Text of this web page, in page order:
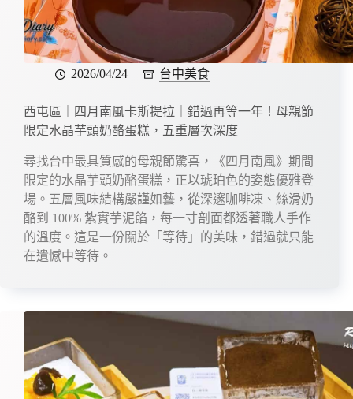
2026/04/24 台中美食
西屯區｜四月南風卡斯提拉｜錯過再等一年！母親節
限定水晶芋頭奶酪蛋糕，五重層次深度
尋找台中最具質感的母親節驚喜，《四月南風》期間
限定的水晶芋頭奶酪蛋糕，正以琥珀色的姿態優雅登
場。五層風味結構嚴謹如藝，從深邃咖啡凍、絲滑奶
酪到 100% 紮實芋泥餡，每一寸剖面都透著職人手作
的溫度。這是一份關於「等待」的美味，錯過就只能
在遺憾中等待。